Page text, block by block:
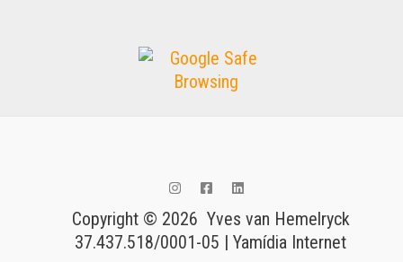
Copyright © 2026 Yves van Hemelryck
37.437.518/0001-05 | Yamídia Internet